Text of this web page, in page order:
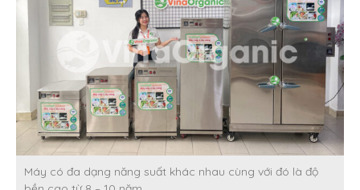
Máy có đa dạng năng suất khác nhau cùng với đó là độ